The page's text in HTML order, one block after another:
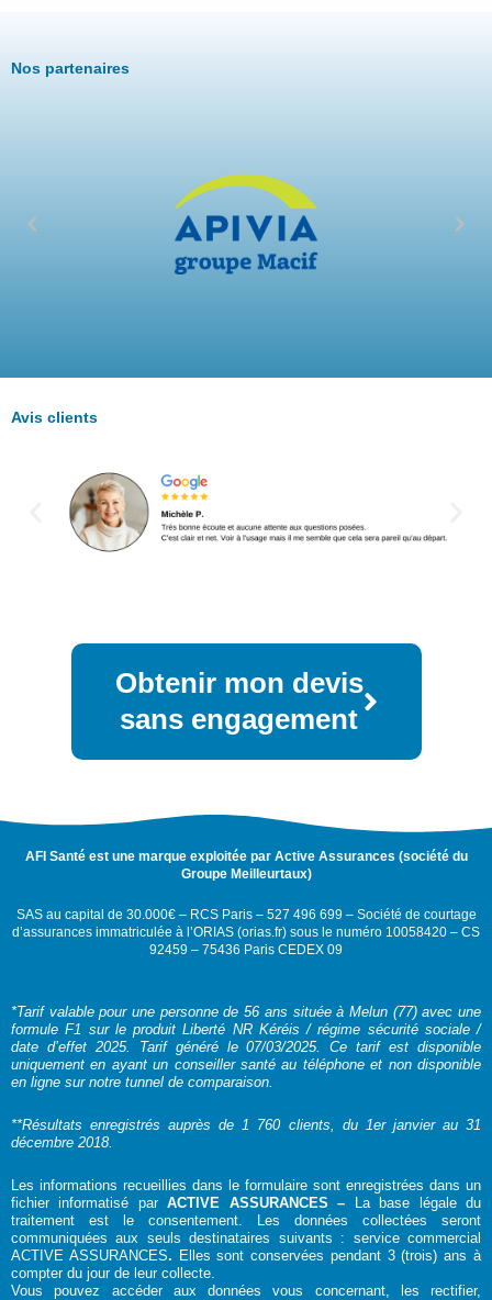
Nos partenaires
Avis clients
Obtenir mon devis
sans engagement
AFI Santé est une marque exploitée par Active Assurances (société du
Groupe Meilleurtaux)
SAS au capital de 30.000€ – RCS Paris – 527 496 699 – Société de courtage
d’assurances immatriculée à l’ORIAS (orias.fr) sous le numéro 10058420 – CS
92459 – 75436 Paris CEDEX 09
*Tarif valable pour une personne de 56 ans située à Melun (77) avec une
formule F1 sur le produit Liberté NR Kéréis / régime sécurité sociale /
date d’effet 2025. Tarif généré le 07/03/2025. Ce tarif est disponible
uniquement en ayant un conseiller santé au téléphone et non disponible
en ligne sur notre tunnel de comparaison.
**Résultats enregistrés auprès de 1 760 clients, du 1er janvier au 31
décembre 2018.
Les informations recueillies dans le formulaire sont enregistrées dans un
fichier informatisé parACTIVE ASSURANCES – La base légale du
traitement est le consentement. Les données collectées seront
communiquées aux seuls destinataires suivants : service commercial
ACTIVE ASSURANCES. Elles sont conservées pendant 3 (trois) ans à
compter du jour de leur collecte.
Vous pouvez accéder aux données vous concernant, les rectifier,